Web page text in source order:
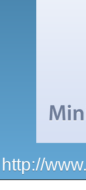
http://